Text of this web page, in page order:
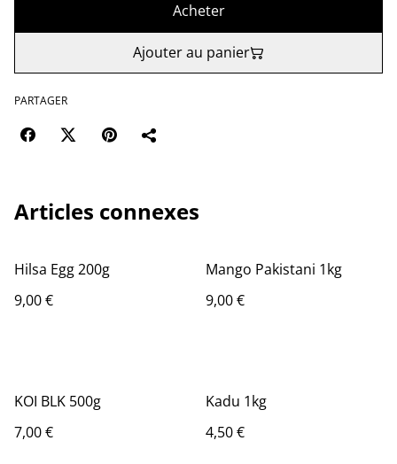
Acheter
Ajouter au panier
PARTAGER
Articles connexes
Hilsa Egg 200g
9,00 €
Mango Pakistani 1kg
9,00 €
KOI BLK 500g
7,00 €
Kadu 1kg
4,50 €